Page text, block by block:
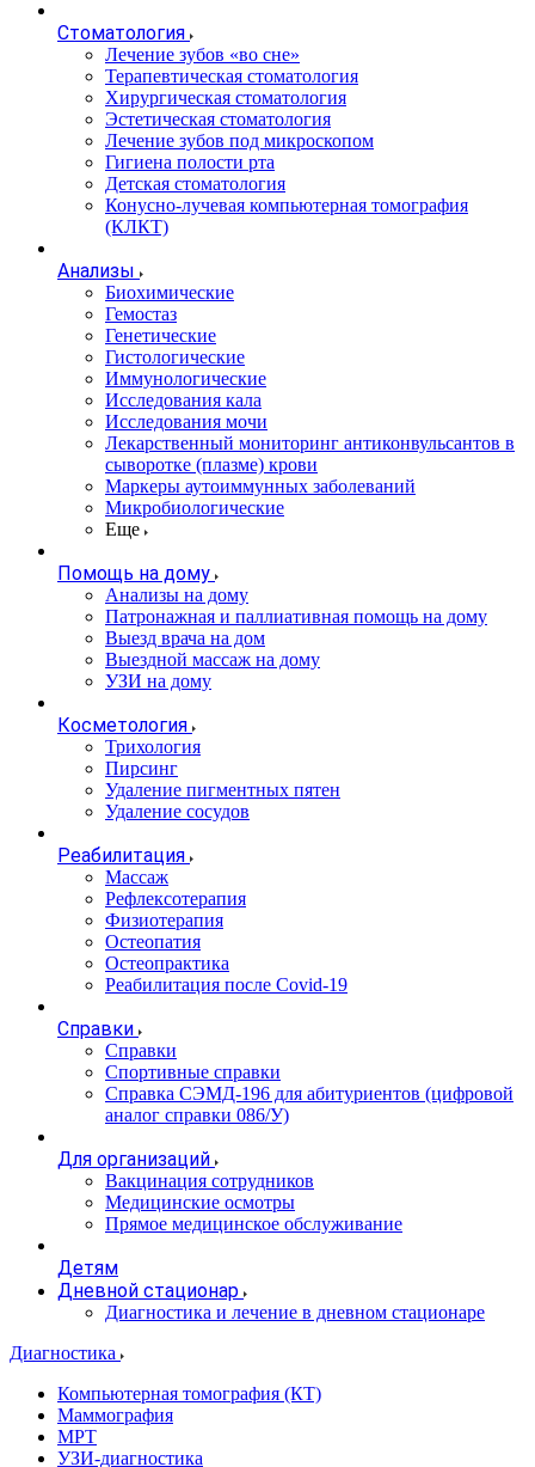
Стоматология
Лечение зубов «во сне»
Терапевтическая стоматология
Хирургическая стоматология
Эстетическая стоматология
Лечение зубов под микроскопом
Гигиена полости рта
Детская стоматология
Конусно-лучевая компьютерная томография
(КЛКТ)
Анализы
Биохимические
Гемостаз
Генетические
Гистологические
Иммунологические
Исследования кала
Исследования мочи
Лекарственный мониторинг антиконвульсантов в
сыворотке (плазме) крови
Маркеры аутоиммунных заболеваний
Микробиологические
Еще
Помощь на дому
Анализы на дому
Патронажная и паллиативная помощь на дому
Выезд врача на дом
Выездной массаж на дому
УЗИ на дому
Косметология
Трихология
Пирсинг
Удаление пигментных пятен
Удаление сосудов
Реабилитация
Массаж
Рефлексотерапия
Физиотерапия
Остеопатия
Остеопрактика
Реабилитация после Covid-19
Справки
Справки
Спортивные справки
Справка СЭМД‑196 для абитуриентов (цифровой
аналог справки 086/У)
Для организаций
Вакцинация сотрудников
Медицинские осмотры
Прямое медицинское обслуживание
Детям
Дневной стационар
Диагностика и лечение в дневном стационаре
Диагностика
Компьютерная томография (КТ)
Маммография
МРТ
УЗИ-диагностика